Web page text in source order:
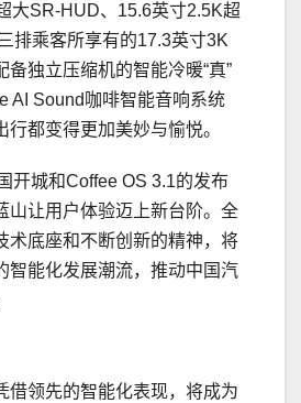
大SR-HUD、15.6英寸2.5K超
排乘客所享有的17.3英寸3K
备独立压缩机的智能冷暖“真”
AI Sound咖啡智能音响系统
行都变得更加美妙与愉悦。
开城和Coffee OS 3.1的发布
山让用户体验迈上新台阶。全
术底座和不断创新的精神，将
智能化发展潮流，推动中国汽
借领先的智能化表现，将成为